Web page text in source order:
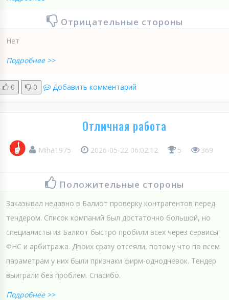
Отрицательные стороны
Нет
Подробнее >>
0 0 Добавить комментарий
Отличная работа
Miha1975 2026-05-22 06:02:12 5 369
Положительные стороны
Заказывал недавно в Балиот проверку контрагентов перед
тендером. Список компаний был достаточно большой, но
специалисты из Балиот быстро пробили всех через сервисы
ФНС и арбитража. Двоих сразу отсеяли, потому что по всем
параметрам у них были признаки фирм-однодневок. Тендер
выиграли без проблем. Спасибо.
Подробнее >>